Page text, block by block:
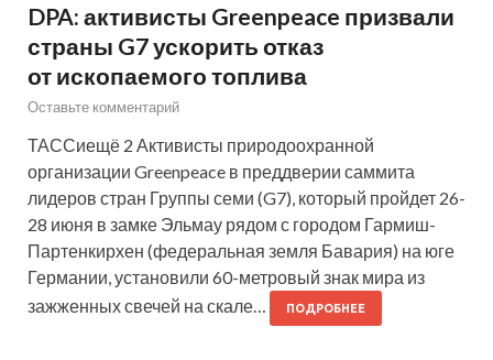
DPA: активисты Greenpeace призвали
страны G7 ускорить отказ
от ископаемого топлива
Оставьте комментарий
ТАССиещё 2 Активисты природоохранной
организации Greenpeace в преддверии саммита
лидеров стран Группы семи (G7), который пройдет 26-
28 июня в замке Эльмау рядом с городом Гармиш-
Партенкирхен (федеральная земля Бавария) на юге
Германии, установили 60-метровый знак мира из
зажженных свечей на скале…
ПОДРОБНЕЕ